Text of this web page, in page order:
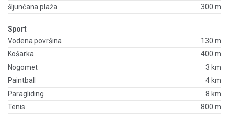
šljunčana plaža
300 m
Sport
Vodena površina
130 m
Košarka
400 m
Nogomet
3 km
Paintball
4 km
Paragliding
8 km
Tenis
800 m